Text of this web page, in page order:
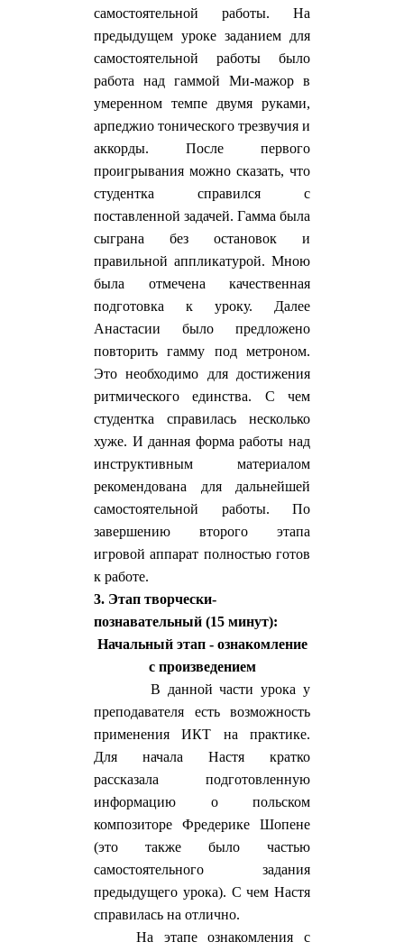
самостоятельной работы. На
предыдущем уроке заданием для
самостоятельной работы было
работа над гаммой Ми-мажор в
умеренном темпе двумя руками,
арпеджио тонического трезвучия и
аккорды. После первого
проигрывания можно сказать, что
студентка справился с
поставленной задачей. Гамма была
сыграна без остановок и
правильной аппликатурой. Мною
была отмечена качественная
подготовка к уроку. Далее
Анастасии было предложено
повторить гамму под метроном.
Это необходимо для достижения
ритмического единства. С чем
студентка справилась несколько
хуже. И данная форма работы над
инструктивным материалом
рекомендована для дальнейшей
самостоятельной работы. По
завершению второго этапа
игровой аппарат полностью готов
к работе.
3. Этап творчески-
познавательный (15 минут):
Начальный этап - ознакомление
с произведением
В данной части урока у
преподавателя есть возможность
применения ИКТ на практике.
Для начала Настя кратко
рассказала подготовленную
информацию о польском
композиторе Фредерике Шопене
(это также было частью
самостоятельного задания
предыдущего урока). С чем Настя
справилась на отлично.
На этапе ознакомления с